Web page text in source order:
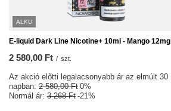
ALKU
E-liquid Dark Line Nicotine+ 10ml - Mango 12mg
2 580,00 Ft / szt.
Az akció előtti legalacsonyabb ár az elmúlt 30
napban: 2 580,00 Ft 0%
Normál ár: 3 268 Ft -21%